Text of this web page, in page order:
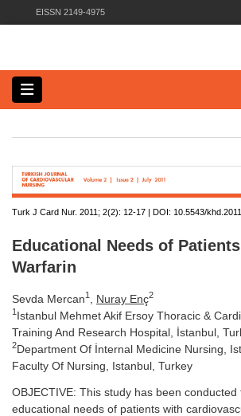
EISSN 2149-4975
Turk J Card Nur. 2011; 2(2): 12-17 | DOI: 10.5543/
Educational Needs of
Warfarin
Sevda Mercan1 Nuray Enç2
1 Istanbul Mehmet Akif Ersoy Thoracic &
Training And Research Hospital, İstanbul,
2Department Of İnternal Medicine Nursing,
Faculty Of Nursing, Istanbul, Turkey
OBJECTIVE: This study has been
educational needs of patients with